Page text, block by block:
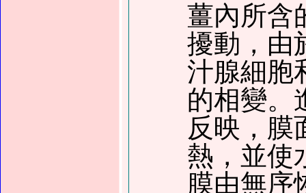
薑內所含
擾動，由
汁腺細胞
的相變。
反映，膜
熱，並使
膜由無序